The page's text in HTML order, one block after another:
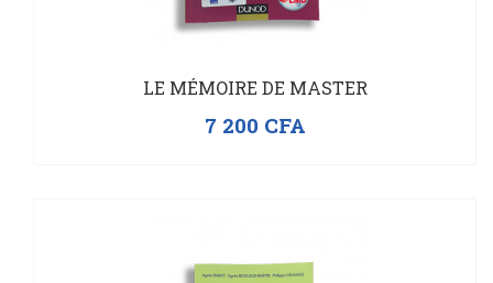
LE MÉMOIRE DE MASTER
7 200 CFA